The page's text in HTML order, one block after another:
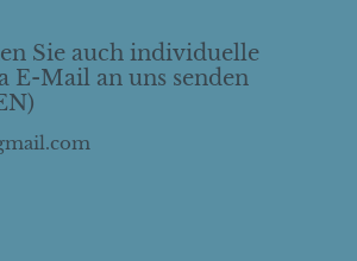
Sie auch individuelle
E-Mail an uns senden